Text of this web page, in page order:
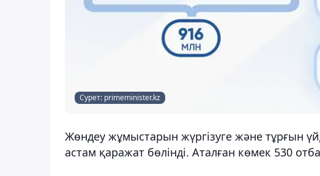
Сурет: primeminister.kz
Жөндеу жұмыстарын жүргізуге және тұрғын
астам қаражат бөлінді. Аталған көмек 530